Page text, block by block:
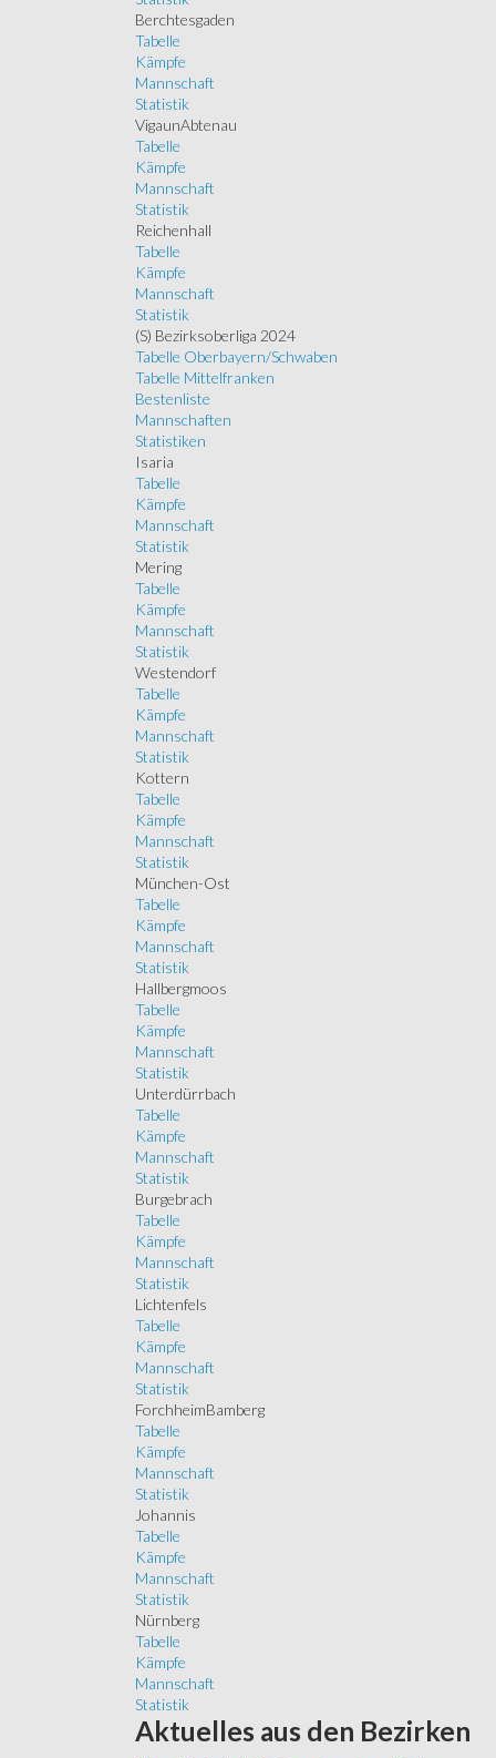
Berchtesgaden
Tabelle
Kämpfe
Mannschaft
Statistik
VigaunAbtenau
Tabelle
Kämpfe
Mannschaft
Statistik
Reichenhall
Tabelle
Kämpfe
Mannschaft
Statistik
(S) Bezirksoberliga 2024
Tabelle Oberbayern/Schwaben
Tabelle Mittelfranken
Bestenliste
Mannschaften
Statistiken
Isaria
Tabelle
Kämpfe
Mannschaft
Statistik
Mering
Tabelle
Kämpfe
Mannschaft
Statistik
Westendorf
Tabelle
Kämpfe
Mannschaft
Statistik
Kottern
Tabelle
Kämpfe
Mannschaft
Statistik
München-Ost
Tabelle
Kämpfe
Mannschaft
Statistik
Hallbergmoos
Tabelle
Kämpfe
Mannschaft
Statistik
Unterdürrbach
Tabelle
Kämpfe
Mannschaft
Statistik
Burgebrach
Tabelle
Kämpfe
Mannschaft
Statistik
Lichtenfels
Tabelle
Kämpfe
Mannschaft
Statistik
ForchheimBamberg
Tabelle
Kämpfe
Mannschaft
Statistik
Johannis
Tabelle
Kämpfe
Mannschaft
Statistik
Nürnberg
Tabelle
Kämpfe
Mannschaft
Statistik
Aktuelles aus den Bezirken